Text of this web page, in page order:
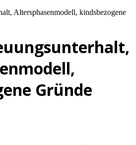
Gründe